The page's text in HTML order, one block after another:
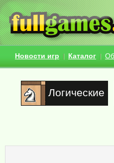
Новости игр Каталог
Логические